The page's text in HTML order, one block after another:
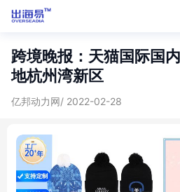
跨境晚报：天猫国际国
地杭州湾新区
亿邦动力网/ 2022-02-28